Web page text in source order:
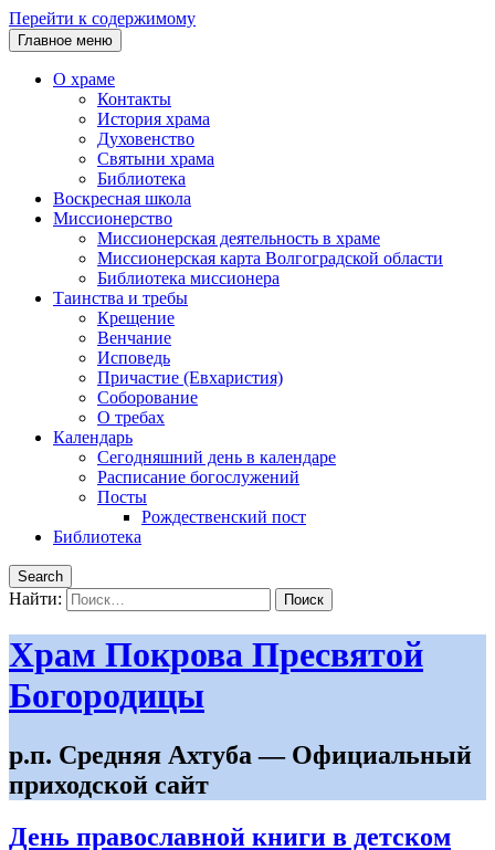
Перейти к содержимому
Главное меню
О храме
Контакты
История храма
Духовенство
Святыни храма
Библиотека
Воскресная школа
Миссионерство
Миссионерская деятельность в храме
Миссионерская карта Волгоградской области
Библиотека миссионера
Таинства и требы
Крещение
Венчание
Исповедь
Причастие (Евхаристия)
Соборование
О требах
Календарь
Сегодняшний день в календаре
Расписание богослужений
Посты
Рождественский пост
Библиотека
Search
Найти:
Храм Покрова Пресвятой
Богородицы
р.п. Средняя Ахтуба — Официальный
приходской сайт
День православной книги в детском